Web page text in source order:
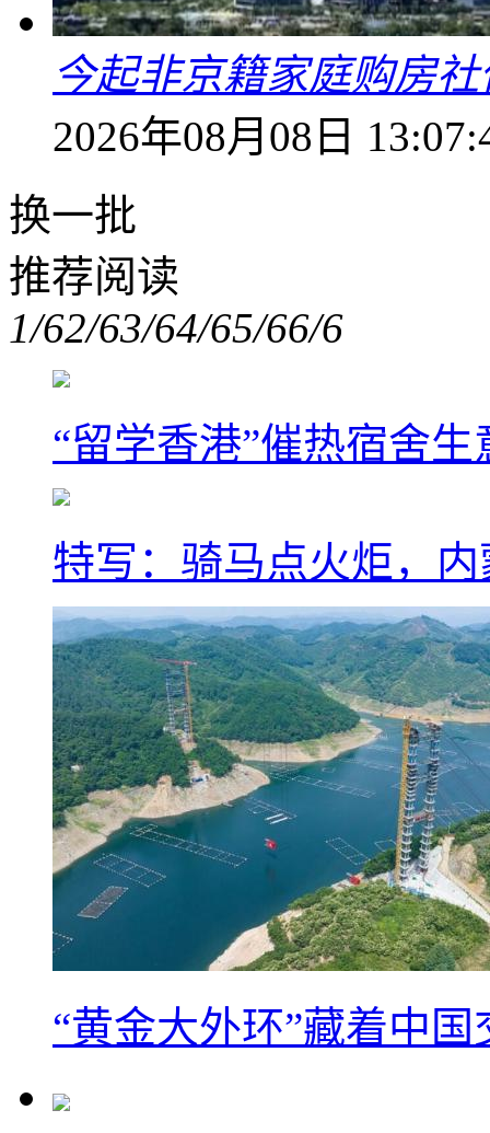
今起非京籍家庭购房
2026年08月08日
换一批
推荐阅读
1/62/63/64/65/66/6
“留学香港”催热宿舍
特写：骑马点火炬，
“黄金大外环”藏着中